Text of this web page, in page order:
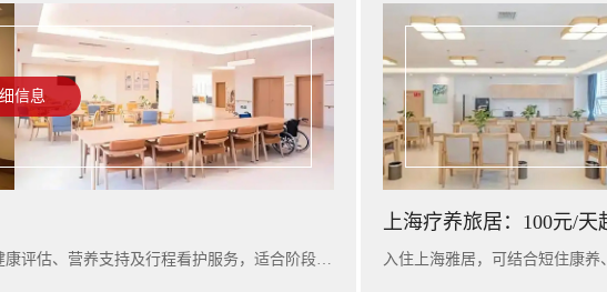
信息
入住广州雅苑，可提供短期康养陪护、基础健康评估、营养支持及行程看护服务，适合阶段性休养与家庭陪护衔接。
上海疗养旅居：100元/天